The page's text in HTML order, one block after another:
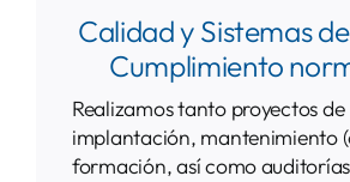
Calidad y Sistemas
Cumplimiento
Realizamos tanto proyectos de
implantación, mantenimiento
formación, así como